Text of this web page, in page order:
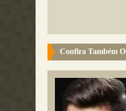
Confira Também